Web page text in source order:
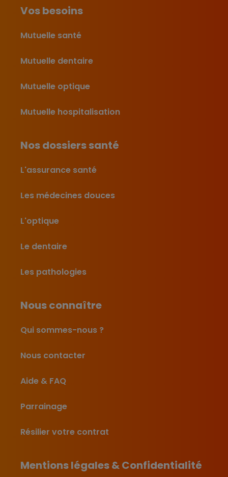
Vos besoins
Mutuelle santé
Mutuelle dentaire
Mutuelle optique
Mutuelle hospitalisation
Nos dossiers santé
L'assurance santé
Les médecines douces
L'optique
Le dentaire
Les pathologies
Nous connaître
Qui sommes-nous ?
Nous contacter
Aide & FAQ
Parrainage
Résilier votre contrat
Mentions légales & Confidentialité